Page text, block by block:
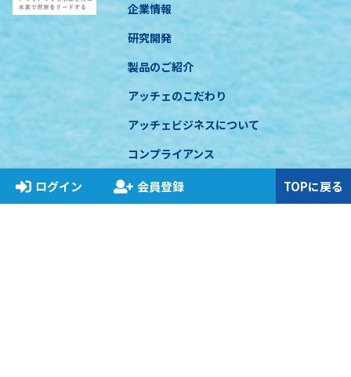
企業情報
研究開発
製品のご紹介
アッチェのこだわり
アッチェビジネスについて
コンプライアンス
お知らせ
ログイン 会員登録 TOPに戻る